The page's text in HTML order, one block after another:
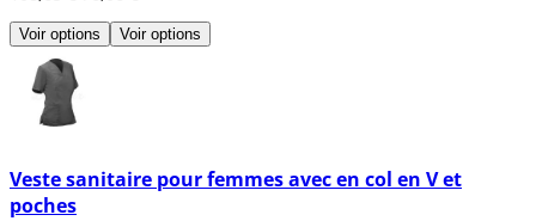
Voir options Voir options
Veste sanitaire pour femmes avec en col en V et
poches